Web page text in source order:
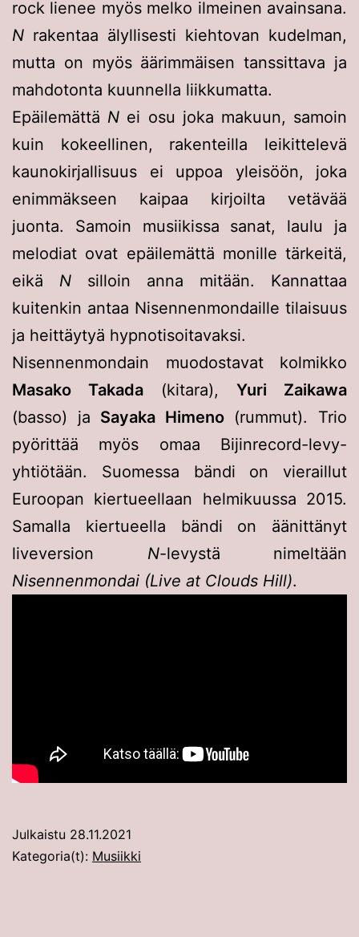
rock lienee myös melko ilmeinen avainsana.
N rakentaa älyllisesti kiehtovan kudelman,
mutta on myös äärimmäisen tanssittava ja
mahdotonta kuunnella liikkumatta.
Epäilemättä N ei osu joka makuun, samoin
kuin kokeellinen, rakenteilla leikittelevä
kaunokirjallisuus ei uppoa yleisöön, joka
enimmäkseen kaipaa kirjoilta vetävää
juonta. Samoin musiikissa sanat, laulu ja
melodiat ovat epäilemättä monille tärkeitä,
eikä N silloin anna mitään. Kannattaa
kuitenkin antaa Nisennenmondaille tilaisuus
ja heittäytyä hypnotisoitavaksi.
Nisennenmondain muodostavat kolmikko
Masako Takada (kitara), Yuri Zaikawa
(basso) ja Sayaka Himeno(rummut). Trio
pyörittää myös omaa Bijinrecord-levy-
yhtiötään. Suomessa bändi on vieraillut
Euroopan kiertueellaan helmikuussa 2015.
Samalla kiertueella bändi on äänittänyt
liveversion N-levystä nimeltään
Nisennenmondai (Live at Clouds Hill).
Julkaistu 28.11.2021
Kategoria(t): Musiikki